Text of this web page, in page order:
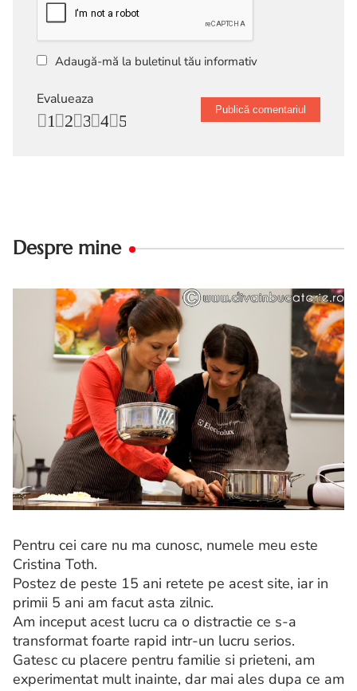
Adaugă-mă la buletinul tău informativ
Evalueaza
5
4
3
2
1
Despre mine
Pentru cei care nu ma cunosc, numele meu este
Cristina Toth.
Postez de peste 15 ani retete pe acest site, iar in
primii 5 ani am facut asta zilnic.
Am inceput acest lucru ca o distractie ce s-a
transformat foarte rapid intr-un lucru serios.
Gatesc cu placere pentru familie si prieteni, am
experimentat mult inainte, dar mai ales dupa ce am